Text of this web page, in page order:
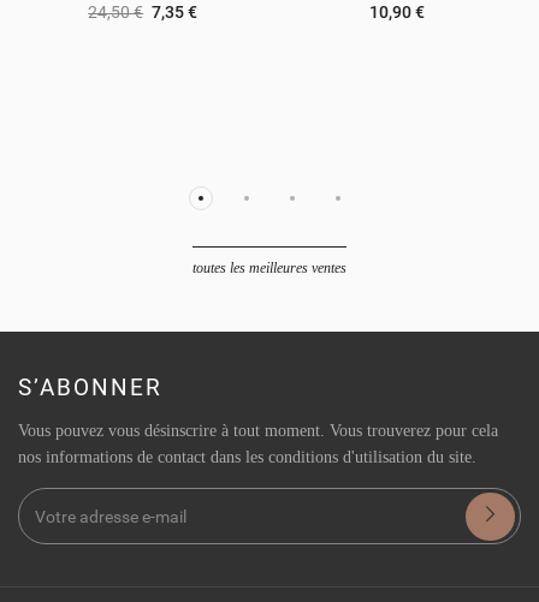
24,50 € 7,35 € 10,90 €
toutes les meilleures ventes
S’ABONNER
Vous pouvez vous désinscrire à tout moment. Vous trouverez pour cela
nos informations de contact dans les conditions d'utilisation du site.